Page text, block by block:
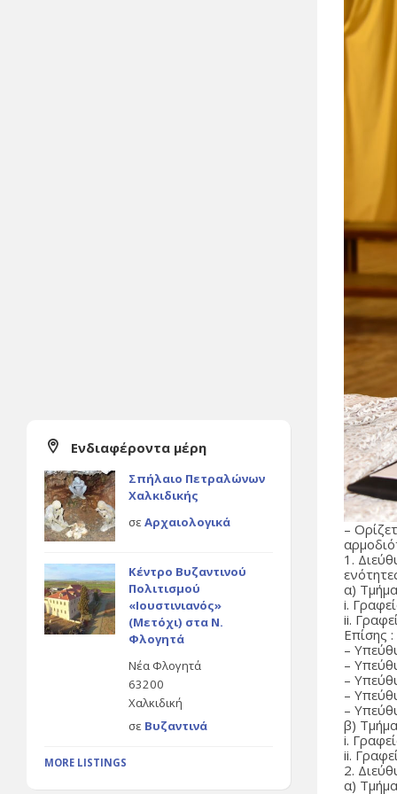
–
1.
α)
i.
ii.
Επίσης :
–
–
–
–
–
β)
i.
ii.
2.
α)
Ενδιαφέροντα μέρη
Σπήλαιο Πετραλώνων
Χαλκιδικής
σε Αρχαιολογικά
Κέντρο Βυζαντινού
Πολιτισμού
«Ιουστινιανός»
(Μετόχι) στα Ν.
Φλογητά
Νέα Φλογητά
63200
Χαλκιδική
σε Βυζαντινά
MORE LISTINGS